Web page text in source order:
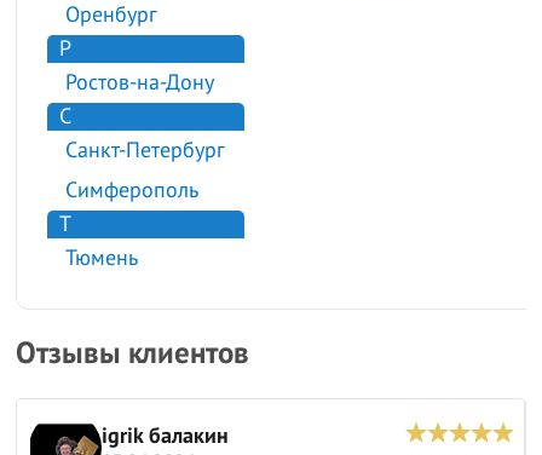
Оренбург
Р
Ростов-на-Дону
С
Санкт-Петербург
Симферополь
Т
Тюмень
Отзывы клиентов
igrik балакин